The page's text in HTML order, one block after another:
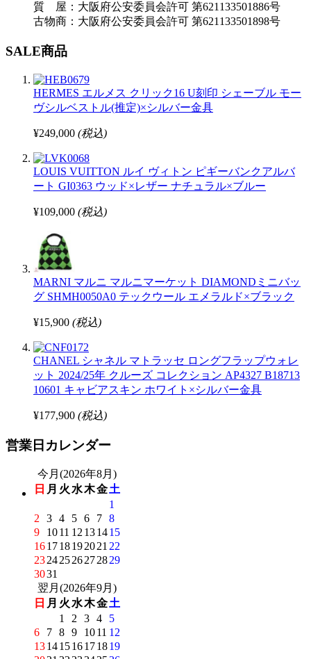
質 屋：大阪府公安委員会許可 第621133501886号
古物商：大阪府公安委員会許可 第621133501898号
SALE商品
HERMES エルメス クリック16 U刻印 シェーブル モー
ヴシルベストル(推定)×シルバー金具
¥249,000 (税込)
LOUIS VUITTON ルイ ヴィトン ピギーバンクアルバ
ート GI0363 ウッド×レザー ナチュラル×ブルー
¥109,000 (税込)
MARNI マルニ マルニマーケット DIAMONDミニバッ
グ SHMH0050A0 テックウール エメラルド×ブラック
¥15,900 (税込)
CHANEL シャネル マトラッセ ロングフラップウォレ
ット 2024/25年 クルーズ コレクション AP4327 B18713
10601 キャビアスキン ホワイト×シルバー金具
¥177,900 (税込)
営業日カレンダー
今月(2026年8月)
日 月 火 水木金土
1
2
3 4 5 6 7 8
9
1011 12 131415
161718192021 22
23242526272829
3031
翌月(2026年9月)
日 月 火 水木金土
1
2 3 4
5
6
7 8 9 1011 12
13141516171819